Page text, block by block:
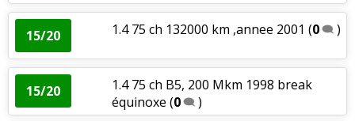
15/20 1.4 75 ch 132000 km ,annee 2001 (0 )
15/20
1.4 75 ch B5, 200 Mkm 1998 break
équinoxe (0 )